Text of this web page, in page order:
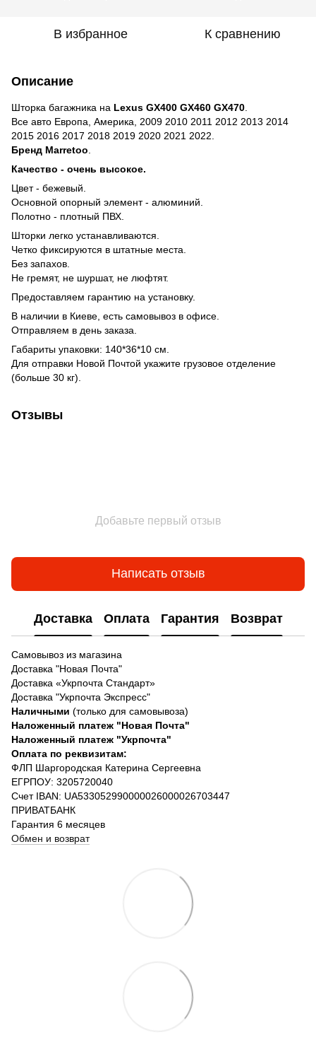
В избранное К сравнению
Описание
Шторка багажника на Lexus GX400 GX460 GX470
Все авто Европа, Америка, 2009 2010 2011 2012 2013 2014
2015 2016 2017 2018 2019 2020 2021 2022.
Бренд Marretoo
Качество - очень высокое.
Цвeт - бежевый.
Основной опорный элемент - алюминий.
Полотно - плотный ПВХ.
Шторки легко устанавливаются.
Четко фиксируются в штатные места.
Без запахов.
Не гремят, не шуршат, не люфтят.
Предоставляем гарантию на установку.
В наличии в Киеве, есть самовывоз в офисе.
Отправляем в день заказа.
Габариты упаковки: 140*36*10 см.
Для отправки Новой Почтой укажите грузовое отделение
(больше 30 кг).
Отзывы
Добавьте первый отзыв
Написать отзыв
Доставка Оплата Гарантия Возврат
Самовывоз из магазина
Доставка "Новая Почта"
Доставка «Укрпочта Стандарт»
Доставка "Укрпочта Экспресс"
Наличными (только для самовывоза)
Наложенный платеж "Новая Почта"
Наложенный платеж "Укрпочта"
Оплата по реквизитам:
ФЛП Шаргородская Катерина Сергеевна
ЕГРПОУ: 3205720040
Счет IBAN: UA533052990000026000026703447
ПРИВАТБАНК
Гарантия 6 месяцев
Обмен и возврат